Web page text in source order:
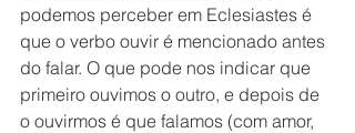
podemos perceber em Eclesiastes é
que o verbo ouvir é mencionado antes
do falar. O que pode nos indicar que
primeiro ouvimos o outro, e depois de
o ouvirmos é que falamos (com amor,